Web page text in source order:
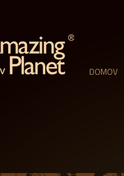
DOMOV